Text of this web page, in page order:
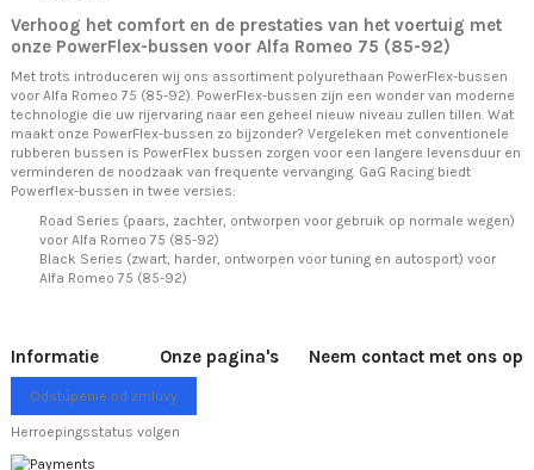
Verhoog het comfort en de prestaties van het voertuig met
onze PowerFlex-bussen voor Alfa Romeo 75 (85-92)
Met trots introduceren wij ons assortiment polyurethaan PowerFlex-bussen
voor Alfa Romeo 75 (85-92). PowerFlex-bussen zijn een wonder van moderne
technologie die uw rijervaring naar een geheel nieuw niveau zullen tillen. Wat
maakt onze PowerFlex-bussen zo bijzonder? Vergeleken met conventionele
rubberen bussen is PowerFlex bussen zorgen voor een langere levensduur en
verminderen de noodzaak van frequente vervanging. GaG Racing biedt
Powerflex-bussen in twee versies:
Road Series (paars, zachter, ontworpen voor gebruik op normale wegen)
voor Alfa Romeo 75 (85-92)
Black Series (zwart, harder, ontworpen voor tuning en autosport) voor
Alfa Romeo 75 (85-92)
Informatie Onze pagina's Neem contact met ons op
Odstúpenie od zmluvy
Herroepingsstatus volgen